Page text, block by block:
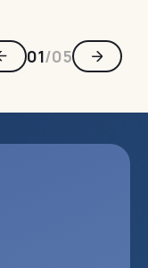
01/05